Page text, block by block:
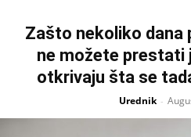
Zašto nekoliko dana
ne možete prestati
otkrivaju šta se
Urednik -